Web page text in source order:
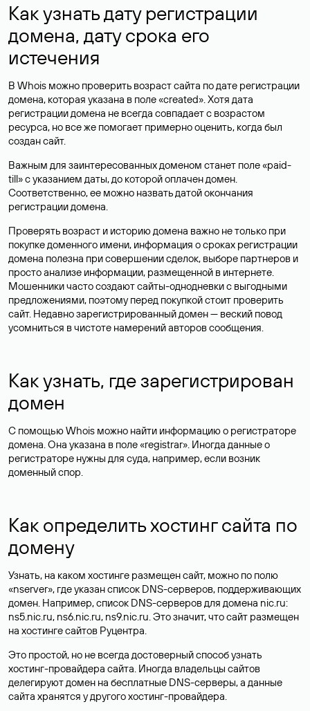
Как узнать дату регистрации
домена, дату срока его
истечения
В Whois можно проверить возраст сайта по дате регистрации
домена, которая указана в поле «created». Хотя дата
регистрации домена не всегда совпадает с возрастом
ресурса, но все же помогает примерно оценить, когда был
создан сайт.
Важным для заинтересованных доменом станет поле «paid-
till» с указанием даты, до которой оплачен домен.
Соответственно, ее можно назвать датой окончания
регистрации домена.
Проверять возраст и историю домена важно не только при
покупке доменного имени, информация о сроках регистрации
домена полезна при совершении сделок, выборе партнеров и
просто анализе информации, размещенной в интернете.
Мошенники часто создают сайты-однодневки с выгодными
предложениями, поэтому перед покупкой стоит проверить
сайт. Недавно зарегистрированный домен — веский повод
усомниться в чистоте намерений авторов сообщения.
Как узнать, где зарегистрирован
домен
С помощью Whois можно найти информацию о регистраторе
домена. Она указана в поле «registrar». Иногда данные о
регистраторе нужны для суда, например, если возник
доменный спор.
Как определить хостинг сайта по
домену
Узнать, на каком хостинге размещен сайт, можно по полю
«nserver», где указан список DNS-серверов, поддерживающих
домен. Например, список DNS-серверов для домена nic.ru:
ns5.nic.ru, ns6.nic.ru, ns9.nic.ru. Это значит, что сайт размещен
на хостинге сайтов Руцентра.
Это простой, но не всегда достоверный способ узнать
хостинг-провайдера сайта. Иногда владельцы сайтов
делегируют домен на бесплатные DNS-серверы, а данные
сайта хранятся у другого хостинг-провайдера.